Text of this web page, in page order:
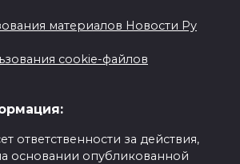
материалов Новости Ру
cookie-файлов
ответственности за действия,
основании опубликованной